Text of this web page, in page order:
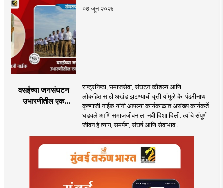
०७ जून २०२६
वसईच्या जनसंघटन
उभारणीतील एक
राष्ट्रनिष्ठा, समाजसेवा, संघटन कौशल्य आणि
लोकहितासाठी अखंड झटण्याची वृत्ती यांमुळे कै. पंढरीनाथ
कृष्णाजी नाईक यांनी आपल्या कार्यकाळात असंख्य कार्यकर्ते
घडवले आणि समाजजीवनाला नवी दिशा दिली. त्यांचे संपूर्ण
जीवन हे त्याग, समर्पण, संघर्ष आणि सेवाभाव ..